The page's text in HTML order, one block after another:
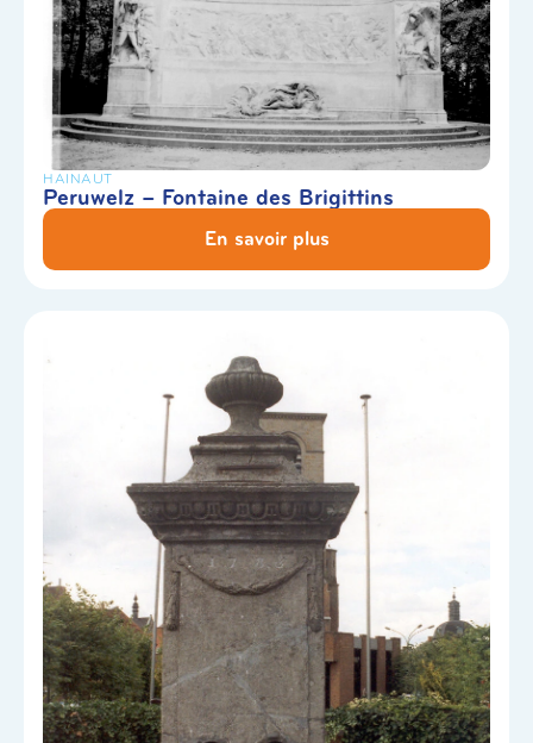
HAINAUT
Peruwelz – Fontaine des Brigittins
En savoir plus